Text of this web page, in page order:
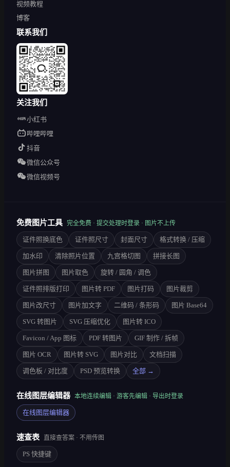
视频教程
博客
联系我们
关注我们
小红书
哔哩哔哩
抖音
微信公众号
微信视频号
免费图片工具 完全免费 · 提交处理时登录 · 图片不上传
证件照换底色 证件照尺寸 封面尺寸 格式转换 / 压缩
加水印 清除照片位置 九宫格切图 拼接长图
图片拼图 图片取色 旋转 / 圆角 / 调色
证件照排版打印 图片转 PDF 图片打码 图片裁剪
图片改尺寸 图片加文字 二维码 / 条形码 图片 Base64
SVG 转图片 SVG 压缩优化 图片转 ICO
Favicon / App 图标 PDF 转图片 GIF 制作 / 拆帧
图片 OCR 图片转 SVG 图片对比 文档扫描
调色板 / 对比度 PSD 预览转换 全部 →
在线图层编辑器 本地连续编辑 · 游客先编辑 · 导出时登录
在线图层编辑器
速查表 直接查答案 · 不用传图
PS 快捷键